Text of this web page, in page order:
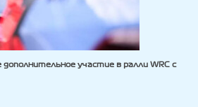
дополнительное участие в ралли WRC с